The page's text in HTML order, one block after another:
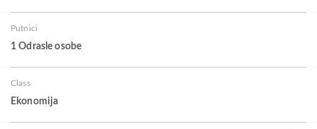
Putnici
1 Odrasle osobe
Class
Ekonomija